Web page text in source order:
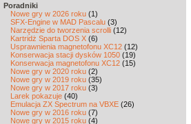
Poradniki
Nowe gry w 2026 roku (1)
SFX-Engine w MAD Pascalu (3)
Narzędzie do tworzenia scrolli (12)
Kartridż Sparta DOS X (6)
Usprawnienia magnetofonu XC12 (12)
Konserwacja stacji dysków 1050 (19)
Konserwacja magnetofonu XC12 (15)
Nowe gry w 2020 roku (2)
Nowe gry w 2019 roku (35)
Nowe gry w 2017 roku (3)
Larek pokazuje (40)
Emulacja ZX Spectrum na VBXE (26)
Nowe gry w 2016 roku (7)
Nowe gry w 2015 roku (4)